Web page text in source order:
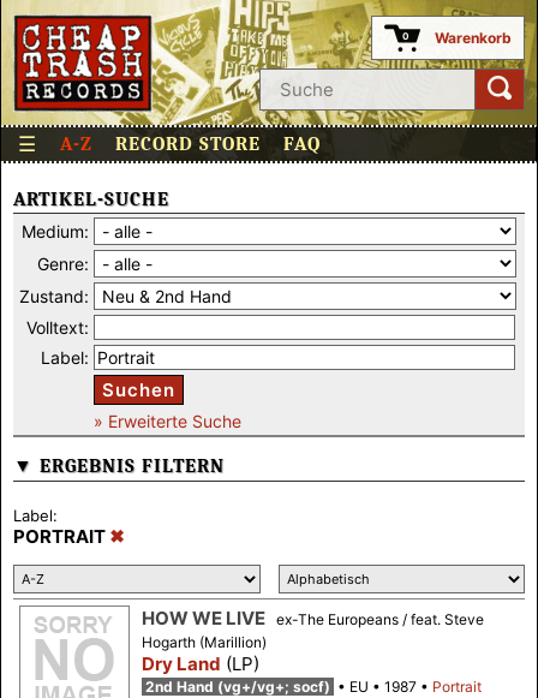
0 Warenkorb
☰ A-Z RECORD STORE FAQ
ARTIKEL-SUCHE
Medium:
Genre:
Zustand:
Volltext:
Label:
Suchen
» Erweiterte Suche
▼ ERGEBNIS FILTERN
Label:
PORTRAIT
HOW WE LIVE ex-The Europeans / feat. Steve
Hogarth (Marillion)
Dry Land (LP)
2nd Hand (vg+/vg+; socf) EU 1987
Portrait